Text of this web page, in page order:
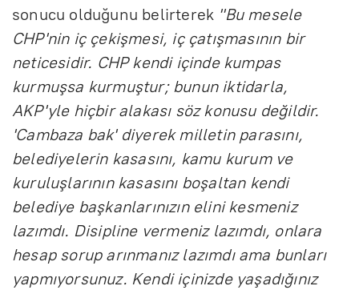
sonucu olduğunu belirterek "Bu mesele
CHP'nin iç çekişmesi, iç çatışmasının bir
neticesidir. CHP kendi içinde kumpas
kurmuşsa kurmuştur; bunun iktidarla,
AKP'yle hiçbir alakası söz konusu değildir.
'Cambaza bak' diyerek milletin parasını,
belediyelerin kasasını, kamu kurum ve
kuruluşlarının kasasını boşaltan kendi
belediye başkanlarınızın elini kesmeniz
lazımdı. Disipline vermeniz lazımdı, onlara
hesap sorup arınmanız lazımdı ama bunları
yapmıyorsunuz. Kendi içinizde yaşadığınız